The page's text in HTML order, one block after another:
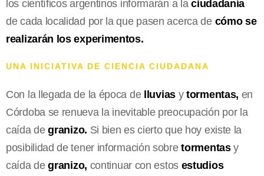
los científicos argentinos informarán a laciudadanía
de cada localidad por la que pasen acerca de cómo se
realizarán los experimentos.
UNA INICIATIVA DE CIENCIA CIUDADANA
Con la llegada de la época de lluviasytormentas, en
Córdoba se renueva la inevitable preocupación por la
caída degranizo. Si bien es cierto que hoy existe la
posibilidad de tener información sobretormentasy
caída degranizo, continuar con estos estudios